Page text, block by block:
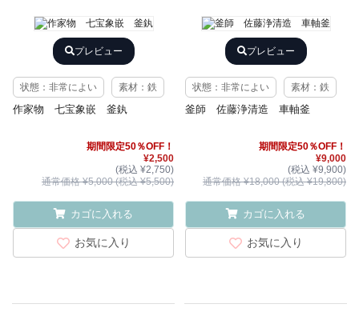
プレビュー
状態：非常によい 素材：鉄
作家物 七宝象嵌 釜釻
期間限定50％OFF！
¥2,500
(税込 ¥2,750)
通常価格 ¥5,000 (税込 ¥5,500)
カゴに入れる
お気に入り
プレビュー
状態：非常によい 素材：鉄
釜師 佐藤浄清造 車軸釜
期間限定50％OFF！
¥9,000
(税込 ¥9,900)
通常価格 ¥18,000 (税込 ¥19,800)
カゴに入れる
お気に入り